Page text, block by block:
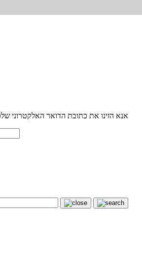
אנא הזינו את כתובת הדואר האלקטרוני